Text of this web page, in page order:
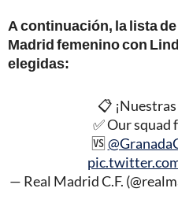
A continuación, la lista
Madrid femenino con
elegidas:
📋
✅ Our squad
🆚
— Real Madrid C.F.